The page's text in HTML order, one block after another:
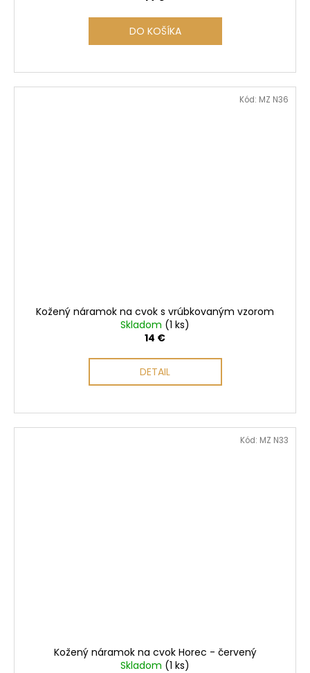
DO KOŠÍKA
Kožený náramok na cvok s vrúbkovaným vzorom
Skladom (1 ks)
14 €
DETAIL
Kód: MZ N36
Kožený náramok na cvok Horec - červený
Skladom (1 ks)
Kód: MZ N33